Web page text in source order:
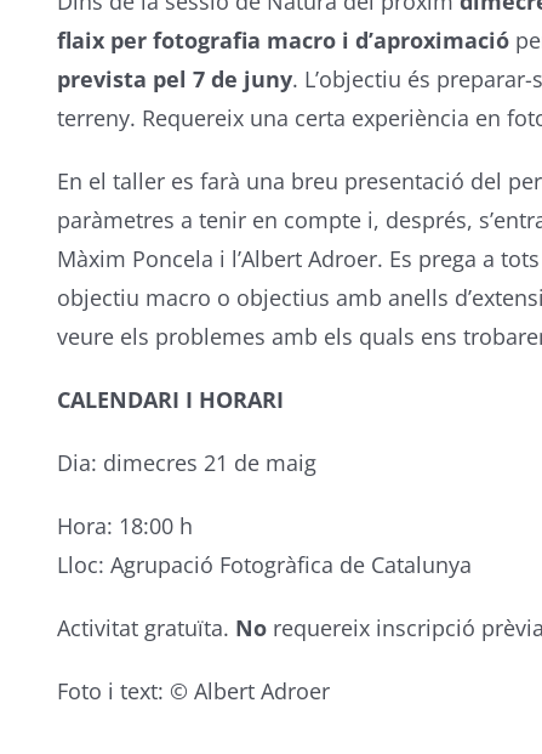
flaix per fotografia macro i d’aproximació
prevista pel 7 de juny. L’objectiu és
terreny. Requereix una certa experiència en
En el taller es farà una breu presentació del
paràmetres a tenir en compte i, després,
Màxim Poncela i l’Albert Adroer. Es prega a
objectiu macro o objectius amb anells
veure els problemes amb els quals ens
CALENDARI I HORARI
Dia: dimecres 21 de maig
Hora: 18:00 h
Lloc: Agrupació Fotogràfica de Catalunya
Activitat gratuïta. Norequereix inscripció
Foto i text: © Albert Adroer